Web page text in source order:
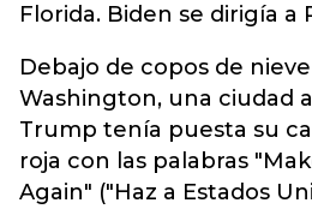
Florida. Biden se dirigía a
Debajo de copos de
Washington, una ciudad
Trump tenía puesta su
roja con las palabras
Again" ("Haz a Estados